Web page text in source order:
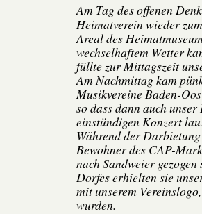
Am Tag des offenen
Heimatverein wieder
Areal des
wechselhaftem Wetter
füllte zur Mittagszeit
Am Nachmittag kam
Musikvereine Baden-
so dass dann auch
einstündigen Konzert
Während der
Bewohner des CAP-
nach Sandweier
Dorfes erhielten sie
mit unserem
wurden.